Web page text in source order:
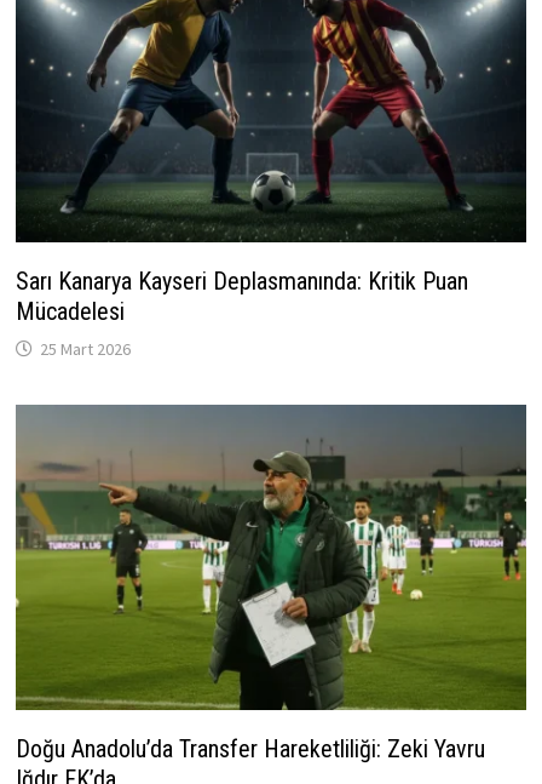
Sarı Kanarya Kayseri Deplasmanında: Kritik Puan
Mücadelesi
25 Mart 2026
Doğu Anadolu’da Transfer Hareketliliği: Zeki Yavru